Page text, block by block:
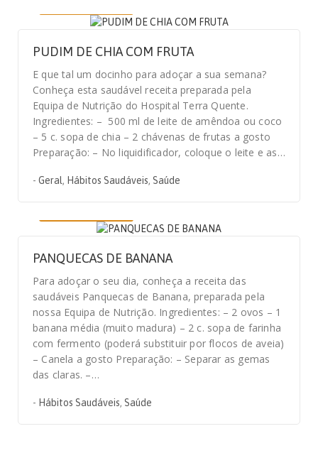
PUDIM DE CHIA COM FRUTA
E que tal um docinho para adoçar a sua semana?
Conheça esta saudável receita preparada pela
Equipa de Nutrição do Hospital Terra Quente.
Ingredientes: – 500 ml de leite de amêndoa ou coco
– 5 c. sopa de chia – 2 chávenas de frutas a gosto
Preparação: – No liquidificador, coloque o leite e as…
- Geral, Hábitos Saudáveis, Saúde
PANQUECAS DE BANANA
Para adoçar o seu dia, conheça a receita das
saudáveis Panquecas de Banana, preparada pela
nossa Equipa de Nutrição. Ingredientes: – 2 ovos – 1
banana média (muito madura) – 2 c. sopa de farinha
com fermento (poderá substituir por flocos de aveia)
– Canela a gosto Preparação: – Separar as gemas
das claras. –…
- Hábitos Saudáveis, Saúde